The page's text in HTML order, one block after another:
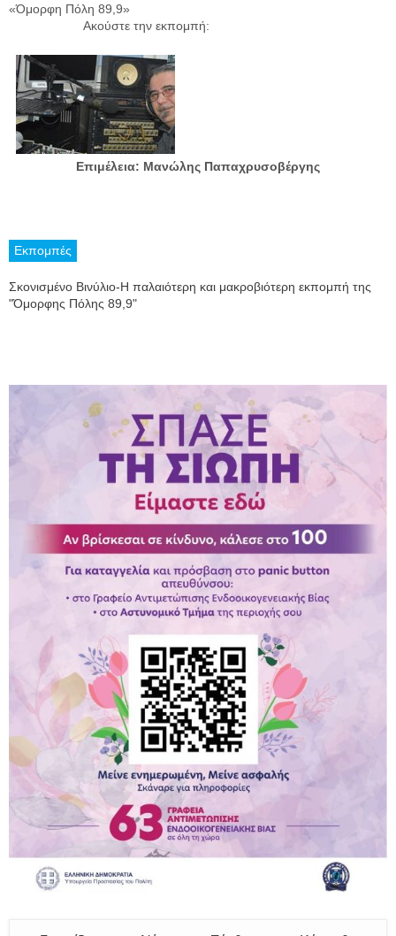
«Όμορφη Πόλη 89,9»
Ακούστε την εκπομπή:
Επιμέλεια: Μανώλης Παπαχρυσοβέργης
Εκπομπές
Σκονισμένο Βινύλιο-Η παλαιότερη και μακροβιότερη εκπομπή της
"Όμορφης Πόλης 89,9"